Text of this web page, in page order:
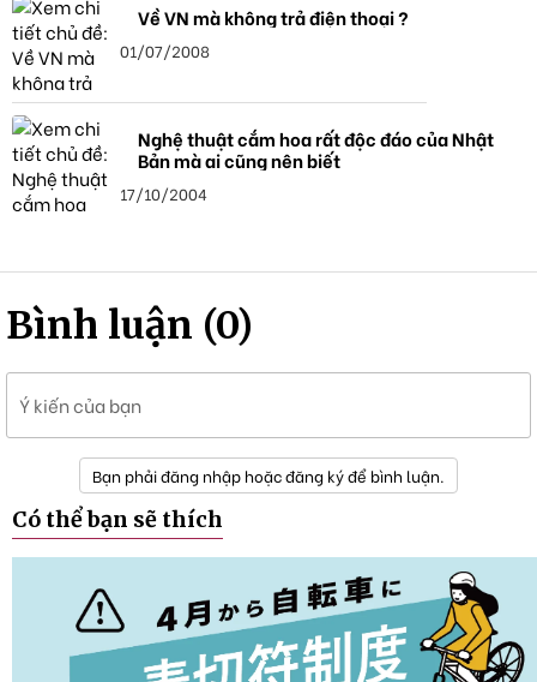
Về VN mà không trả điện thoại ?
01/07/2008
Nghệ thuật cắm hoa rất độc đáo của Nhật
Bản mà ai cũng nên biết
17/10/2004
Bình luận (0)
Ý kiến của bạn
Bạn phải đăng nhập hoặc đăng ký để bình luận.
Có thể bạn sẽ thích